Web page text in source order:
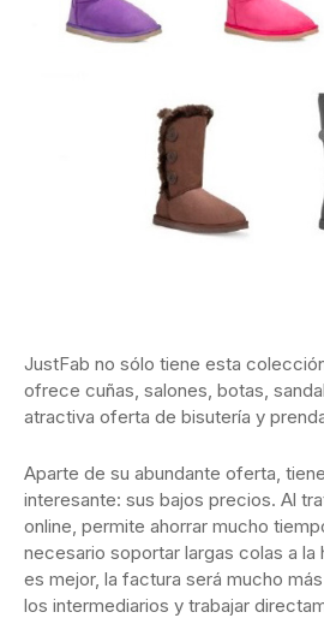
JustFab no sólo tiene esta
ofrece cuñas, salones, botas,
atractiva oferta de bisutería y
Aparte de su abundante oferta,
interesante: sus bajos precios. Al
online, permite ahorrar mucho
necesario soportar largas colas a la
es mejor, la factura será mucho
los intermediarios y trabajar